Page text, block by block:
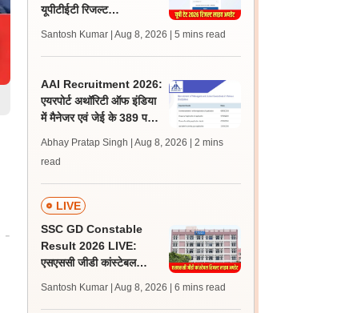
यूपीटीईटी रिजल्ट
जल्द, जानें लेटेस्ट अपडेट,
पासिंग मार्क्स
Santosh Kumar | Aug 8, 2026 | 5 mins read
AAI Recruitment 2026:
एयरपोर्ट अथॉरिटी ऑफ इंडिया
में मैनेजर एवं जेई के 389 पदों
Abhay Pratap Singh | Aug 8, 2026
| 2 mins
read
LIVE
SSC GD Constable
Result 2026 LIVE:
एसएससी जीडी कांस्टेबल
लेटेस्ट अपडेट, स्कोरकार्ड लिंक
Santosh Kumar | Aug 8, 2026 | 6 mins read